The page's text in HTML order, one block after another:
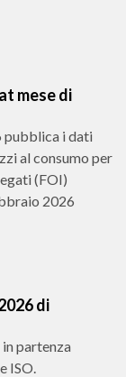
mese di
pubblica i dati
al consumo per
(FOI)
2026
di
partenza
ISO.